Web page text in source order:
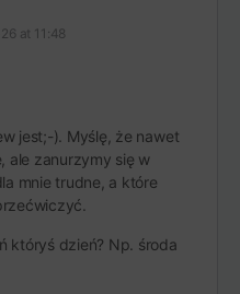
at 11:48
jest;-). Myślę, że nawet
ale zanurzymy się w
mnie trudne, a które
któryś dzień? Np. środa